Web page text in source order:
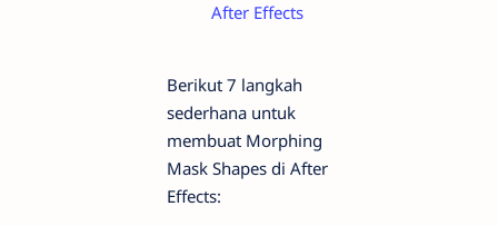
After Effects
Berikut 7 langkah
sederhana untuk
membuat Morphing
Mask Shapes di After
Effects: